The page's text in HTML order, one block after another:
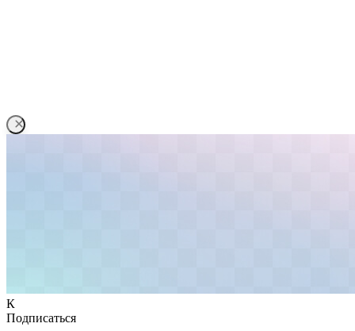
К
Подписаться